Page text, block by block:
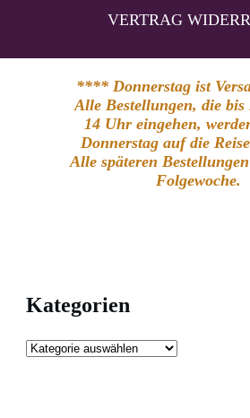
VERTRAG
**** Donnerstag ist
Alle Bestellungen, die bis
14 Uhr eingehen,
Donnerstag auf die
Alle späteren
Folgewoche.
Kategorien